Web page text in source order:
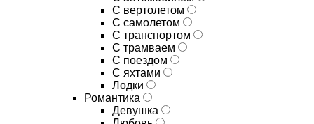
С вертолетом
С самолетом
С транспортом
С трамваем
С поездом
С яхтами
Лодки
Романтика
Девушка